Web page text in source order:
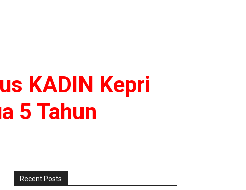
KADIN Kepri
5 Tahun
Recent Posts